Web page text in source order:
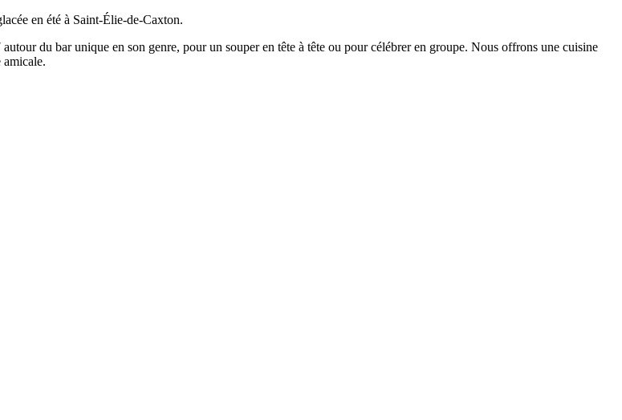
en été à Saint-Élie-de-Caxton.
du bar unique en son genre, pour un souper en tête à tête ou pour célébrer en groupe. Nous offrons une cuisine
amicale.